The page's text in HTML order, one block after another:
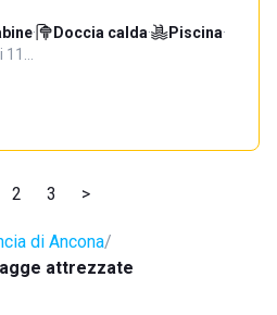
· Doccia calda· Piscina·
2 3 >
di Ancona
attrezzate